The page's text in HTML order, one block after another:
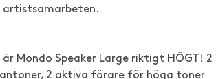
artistsamarbeten.
är Mondo Speaker Large riktigt HÖGT! 2
2 aktiva förare för höga toner